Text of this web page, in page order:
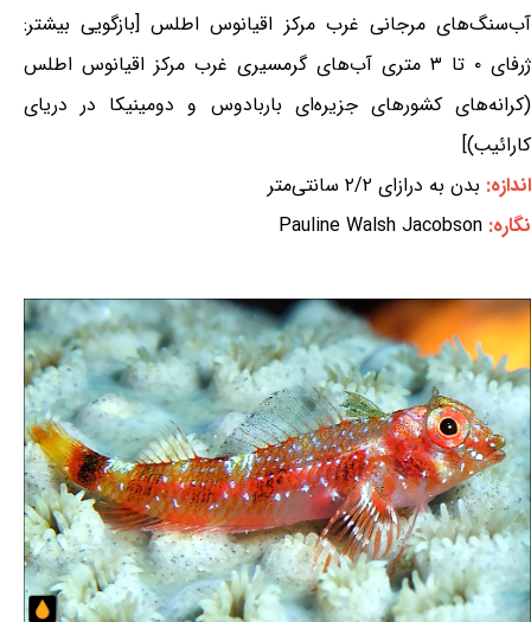
آب‌سنگ‌های مرجانی غرب مرکز اقیانوس اطلس [بازگویی بیشتر:
ژرفای ۰ تا ۳ متری آب‌های گرمسیری غرب مرکز اقیانوس اطلس
(کرانه‌های کشورهای جزیره‌ای باربادوس و دومینیکا در دریای
کارائیب)]
اندازه: بدن به درازای ۲/۲ سانتی‌متر
نگاره: Pauline Walsh Jacobson